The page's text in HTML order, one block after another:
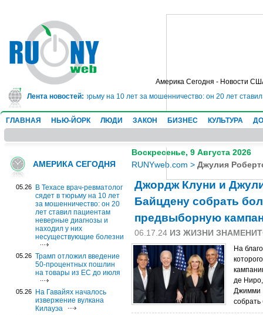
Америка Сегодня - Новости
Лента новостей:
сядет в тюрьму на 10 лет за мошенничество: он 20 лет ставил
ГЛАВНАЯ НЬЮ-ЙОРК ЛЮДИ ЗАКОН БИЗНЕС КУЛЬТУРА
АМЕРИКА СЕГОДНЯ
05.26
В Техасе врач-ревматолог
сядет в тюрьму на 10 лет
за мошенничество: он 20
лет ставил пациентам
неверные диагнозы и
находил у них
несуществующие болезни
05.26 Трамп отложил введение
50-процентных пошлин
на товары из ЕС до июля
05.26
На Гавайях началось
извержение вулкана
Килауэа
Воскресенье, 9 Августа 2026
RUNYweb.com > Джулия
Джордж Клуни и
Байцдену собрать
предвыборную
06.17.24 ИЗ ЖИЗНИ
На
де
Джимми